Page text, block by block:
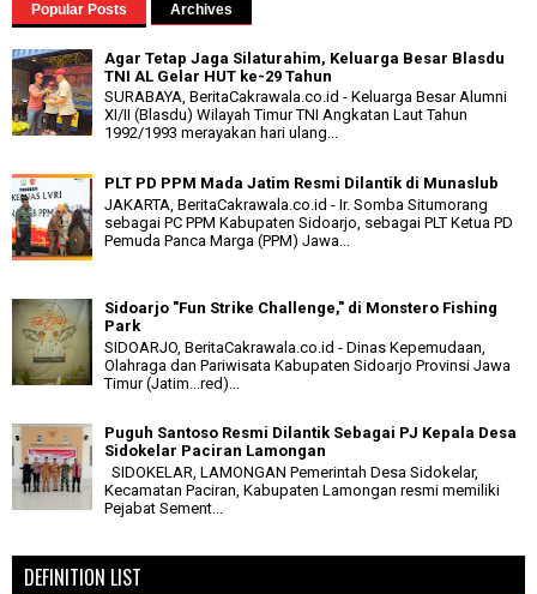
Popular Posts Archives
Agar Tetap Jaga Silaturahim, Keluarga Besar Blasdu
TNI AL Gelar HUT ke-29 Tahun
SURABAYA, BeritaCakrawala.co.id - Keluarga Besar Alumni
XI/II (Blasdu) Wilayah Timur TNI Angkatan Laut Tahun
1992/1993 merayakan hari ulang...
PLT PD PPM Mada Jatim Resmi Dilantik di Munaslub
JAKARTA, BeritaCakrawala.co.id - Ir. Somba Situmorang
sebagai PC PPM Kabupaten Sidoarjo, sebagai PLT Ketua PD
Pemuda Panca Marga (PPM) Jawa...
Sidoarjo "Fun Strike Challenge," di Monstero Fishing
Park
SIDOARJO, BeritaCakrawala.co.id - Dinas Kepemudaan,
Olahraga dan Pariwisata Kabupaten Sidoarjo Provinsi Jawa
Timur (Jatim...red)...
Puguh Santoso Resmi Dilantik Sebagai PJ Kepala Desa
Sidokelar Paciran Lamongan
SIDOKELAR, LAMONGAN Pemerintah Desa Sidokelar,
Kecamatan Paciran, Kabupaten Lamongan resmi memiliki
Pejabat Sement...
DEFINITION LIST